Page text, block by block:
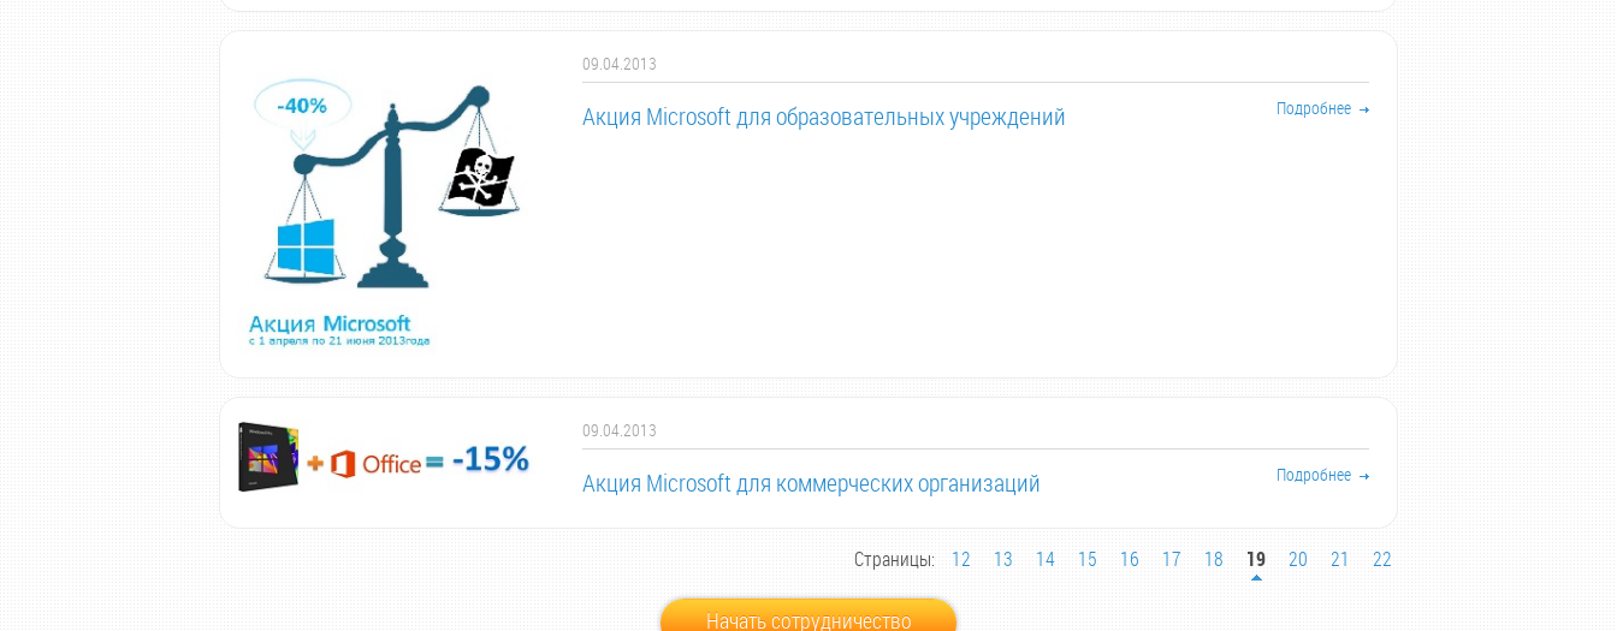
09.04.2013
Акция Microsoft для образовательных учреждений Подробнее
09.04.2013
Акция Microsoft для коммерческих организаций Подробнее
Страницы: 12 13 14 15 16 17 18 19 20 21 22
Начать сотрудничество